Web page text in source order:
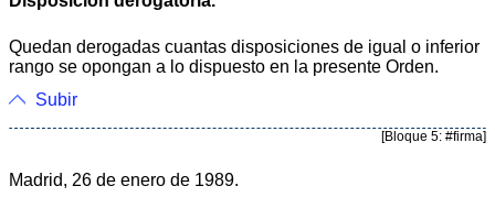
Quedan derogadas cuantas disposiciones de igual o inferior
rango se opongan a lo dispuesto en la presente Orden.
Subir
[Bloque 5: #firma]
Madrid, 26 de enero de 1989.